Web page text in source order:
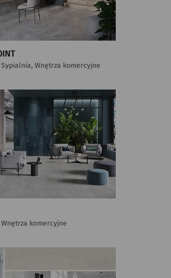
Wnętrza komercyjne
komercyjne